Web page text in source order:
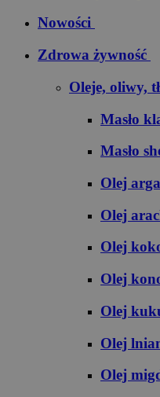
Nowości
Zdrowa żywność
Oleje, oliwy,
Masło
Masło
Olej
Olej
Olej
Olej
Olej
Olej
Olej